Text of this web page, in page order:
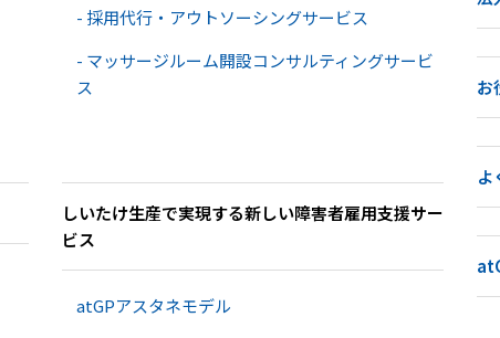
- 採用代行・アウトソーシングサービス
- マッサージルーム開設コンサルティングサービ
ス
しいたけ生産で​実現する​新しい​障害者雇用支援サー
ビス
atGPアスタネモデル
お
よ